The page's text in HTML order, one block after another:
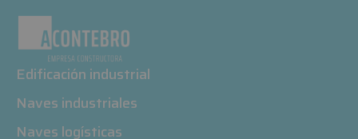
Edificación industrial
Naves industriales
Naves logísticas